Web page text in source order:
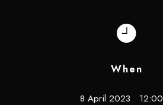
When
8 April 2023